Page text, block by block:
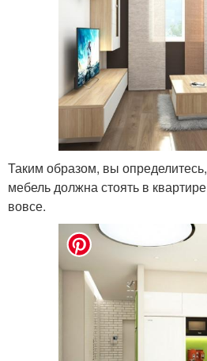
Таким образом, вы
мебель должна стоять в
вовсе.